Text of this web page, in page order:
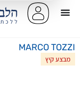
MARCO TOZZI
מבצע קיץ